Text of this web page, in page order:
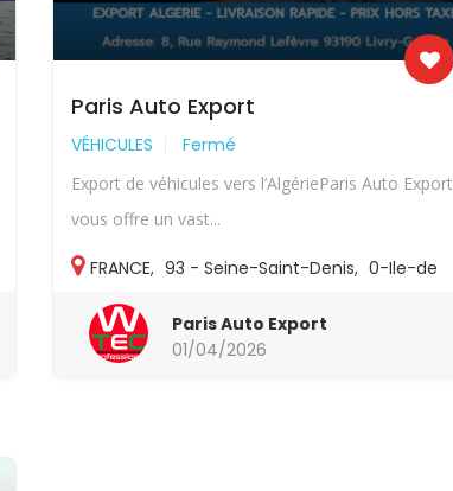
Paris Auto Export
VÉHICULES Fermé
Export de véhicules vers l’AlgérieParis Auto Export
vous offre un vast...
FRANCE, 93 - Seine-Saint-Denis, 0-Ile-de
France,
Paris Auto Export
01/04/2026